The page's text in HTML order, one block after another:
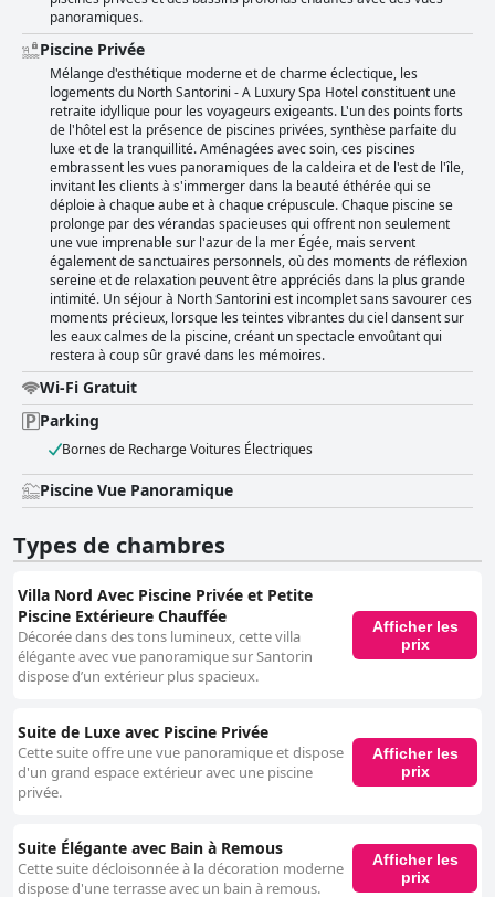
panoramiques.
Piscine Privée
Mélange d'esthétique moderne et de charme éclectique, les
logements du North Santorini - A Luxury Spa Hotel constituent une
retraite idyllique pour les voyageurs exigeants. L'un des points forts
de l'hôtel est la présence de piscines privées, synthèse parfaite du
luxe et de la tranquillité. Aménagées avec soin, ces piscines
embrassent les vues panoramiques de la caldeira et de l'est de l'île,
invitant les clients à s'immerger dans la beauté éthérée qui se
déploie à chaque aube et à chaque crépuscule. Chaque piscine se
prolonge par des vérandas spacieuses qui offrent non seulement
une vue imprenable sur l'azur de la mer Égée, mais servent
également de sanctuaires personnels, où des moments de réflexion
sereine et de relaxation peuvent être appréciés dans la plus grande
intimité. Un séjour à North Santorini est incomplet sans savourer ces
moments précieux, lorsque les teintes vibrantes du ciel dansent sur
les eaux calmes de la piscine, créant un spectacle envoûtant qui
restera à coup sûr gravé dans les mémoires.
Wi-Fi Gratuit
Parking
Bornes de Recharge Voitures Électriques
Piscine Vue Panoramique
Types de chambres
Villa Nord Avec Piscine Privée et Petite
Piscine Extérieure Chauffée
Décorée dans des tons lumineux, cette villa
élégante avec vue panoramique sur Santorin
dispose d’un extérieur plus spacieux.
Afficher les
prix
Suite de Luxe avec Piscine Privée
Cette suite offre une vue panoramique et dispose
d'un grand espace extérieur avec une piscine
privée.
Afficher les
prix
Suite Élégante avec Bain à Remous
Cette suite décloisonnée à la décoration moderne
dispose d'une terrasse avec un bain à remous.
Afficher les
prix